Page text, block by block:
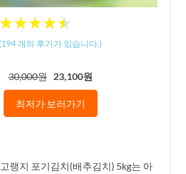
★★★★★
★★★★★
(194 개의 후기가 있습니다.)
30,000원 23,100원
최저가 보러가기
랭지 포기김치(배추김치) 5kg는 아